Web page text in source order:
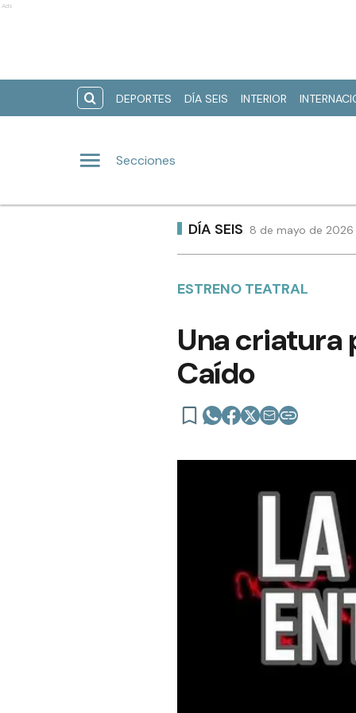
Ads
DEPORTES DÍA SEIS INTERIOR
Secciones
DÍA SEIS 8 de mayo de
ESTRENO TEATRAL
Una criatura
Caído